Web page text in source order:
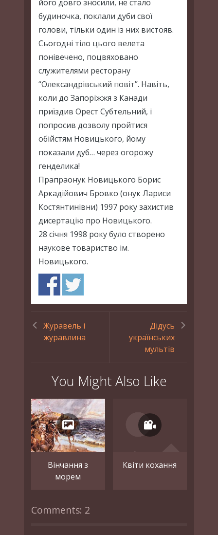
його довго зносили, не стало
будиночка, поклали дуби свої
голови, тільки один із них вистояв.
Сьогодні тіло цього велета
понівечено, поцвяховано
служителями ресторану
“Олександрівський повіт”. Навіть,
коли до Запоріжжя з Канади
приїздив Орест Субтельний, і
попросив дозволу пройтися
обійстям Новицького, йому
показали дуб… через огорожу
генделика!
Прапраонук Новицького Борис
Аркадійович Бровко (онук Лариси
Костянтинівни) 1997 року захистив
дисертацію про Новицького.
28 січня 1998 року було створено
наукове товариство ім.
Новицького.
Журавель і
журавлина
Дідусь
українських
мультів
You Might Also Like
Вінчання з
морем
Квіти кохання
Comments: 2